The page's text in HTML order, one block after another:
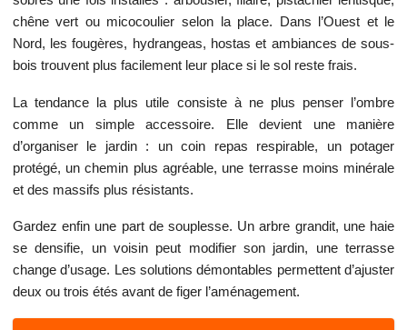
chêne vert ou micocoulier selon la place. Dans l’Ouest et le
Nord, les fougères, hydrangeas, hostas et ambiances de sous-
bois trouvent plus facilement leur place si le sol reste frais.
La tendance la plus utile consiste à ne plus penser l’ombre
comme un simple accessoire. Elle devient une manière
d’organiser le jardin : un coin repas respirable, un potager
protégé, un chemin plus agréable, une terrasse moins minérale
et des massifs plus résistants.
Gardez enfin une part de souplesse. Un arbre grandit, une haie
se densifie, un voisin peut modifier son jardin, une terrasse
change d’usage. Les solutions démontables permettent d’ajuster
deux ou trois étés avant de figer l’aménagement.